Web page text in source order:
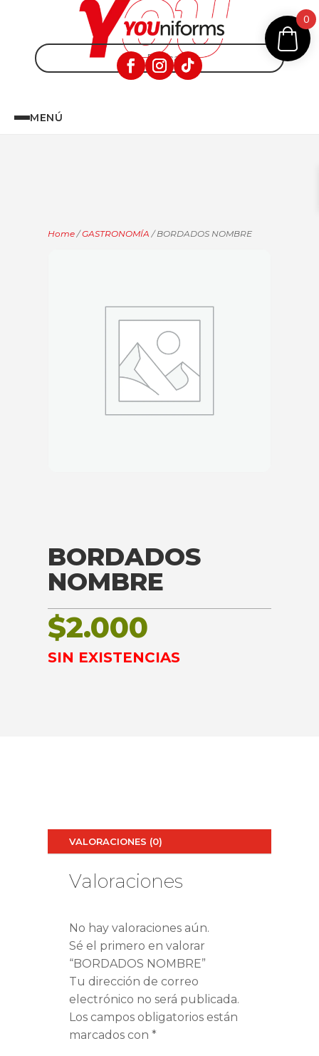
MENÚ
Home /GASTRONOMÍA / BORDADOS NOMBRE
BORDADOS
NOMBRE
$2.000
SIN EXISTENCIAS
VALORACIONES (0)
Valoraciones
No hay valoraciones aún.
Sé el primero en valorar
“BORDADOS NOMBRE”
Tu dirección de correo
electrónico no será publicada.
Los campos obligatorios están
marcados con*
0